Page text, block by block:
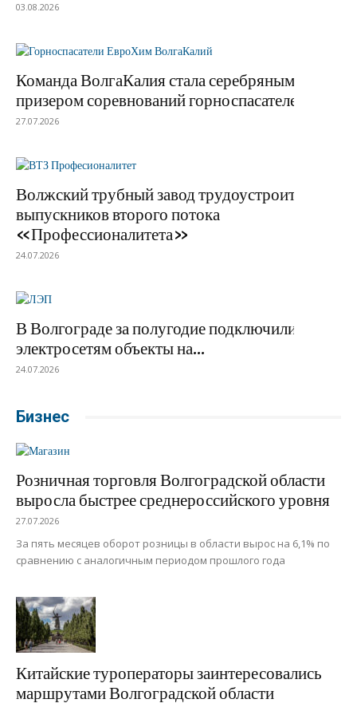
03.08.2026
Команда ВолгаКалия стала серебряным
призером соревнований горноспасателей
27.07.2026
Волжский трубный завод трудоустроит
выпускников второго потока
«Профессионалитета»
24.07.2026
В Волгограде за полугодие подключили к
электросетям объекты на...
24.07.2026
Бизнес
Розничная торговля Волгоградской области
выросла быстрее среднероссийского уровня
27.07.2026
За пять месяцев оборот розницы в области вырос на 6,1% по
сравнению с аналогичным периодом прошлого года
Китайские туроператоры заинтересовались
маршрутами Волгоградской области